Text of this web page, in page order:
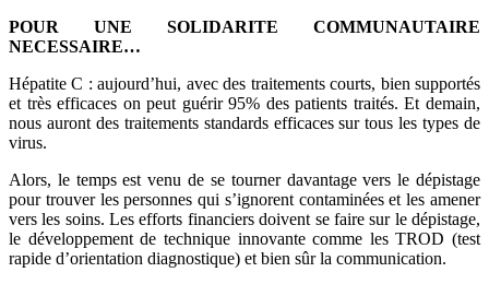
POUR UNE SOLIDARITE COMMUNAUTAIRE
NECESSAIRE…
Hépatite C : aujourd’hui, avec des traitements courts, bien supportés
et très efficaces on peut guérir 95% des patients traités. Et demain,
nous auront des traitements standards efficaces sur tous les types de
virus.
Alors, le temps est venu de se tourner davantage vers le dépistage
pour trouver les personnes qui s’ignorent contaminées et les amener
vers les soins. Les efforts financiers doivent se faire sur le dépistage,
le développement de technique innovante comme les TROD (test
rapide d’orientation diagnostique) et bien sûr la communication.